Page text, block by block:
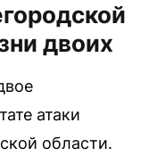
двоих
атаки
области.